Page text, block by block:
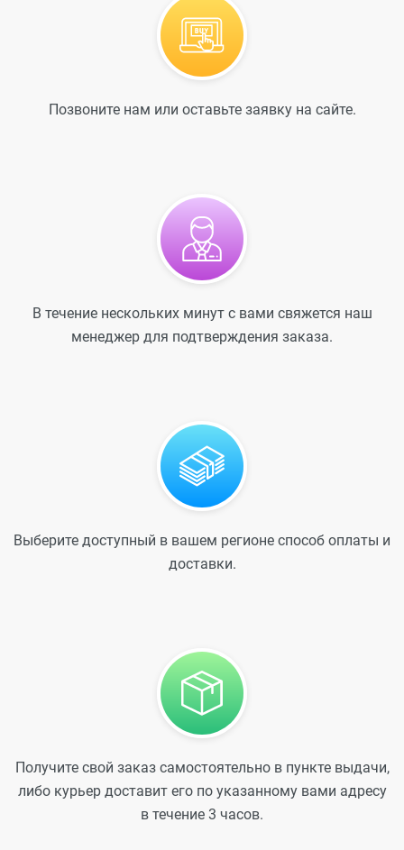
Позвоните нам или оставьте заявку на сайте.
В течение нескольких минут с вами свяжется наш
менеджер для подтверждения заказа.
Выберите доступный в вашем регионе способ оплаты и
доставки.
Получите свой заказ самостоятельно в пункте выдачи,
либо курьер доставит его по указанному вами адресу
в течение 3 часов.